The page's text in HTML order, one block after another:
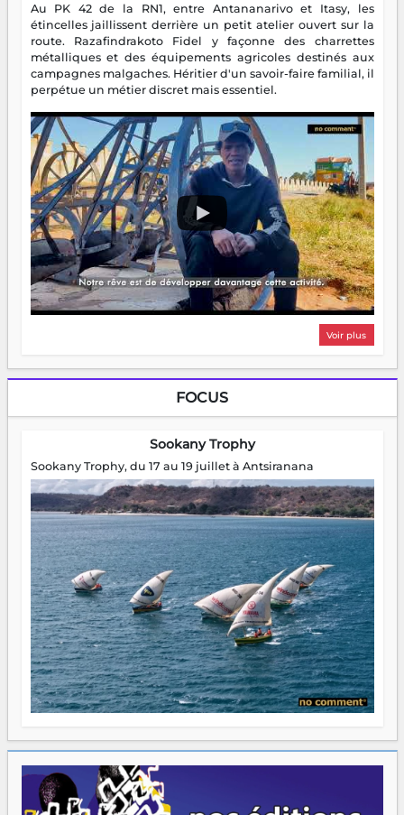
Au PK 42 de la RN1, entre Antananarivo et Itasy, les
étincelles jaillissent derrière un petit atelier ouvert sur la
route. Razafindrakoto Fidel y façonne des charrettes
métalliques et des équipements agricoles destinés aux
campagnes malgaches. Héritier d'un savoir-faire familial, il
perpétue un métier discret mais essentiel.
Voir plus
FOCUS
Sookany Trophy
Sookany Trophy, du 17 au 19 juillet à Antsiranana